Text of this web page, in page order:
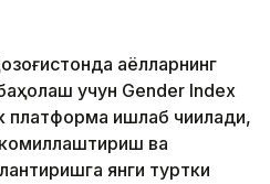
аёлларнинг
учун Gender Index
платформа ишлаб чиқилади,
ва
янги туртки